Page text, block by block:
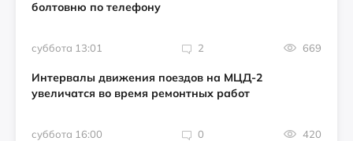
болтовню по телефону
суббота 13:01 2 669
Интервалы движения поездов на МЦД-2
увеличатся во время ремонтных работ
суббота 16:00 0 420